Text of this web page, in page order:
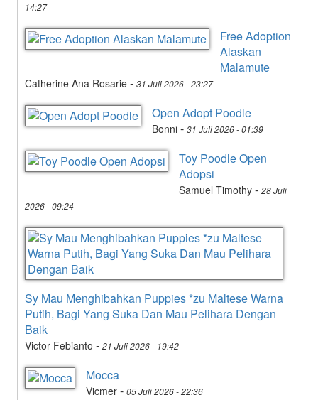
14:27
Free Adoption
Alaskan
Malamute
Catherine Ana Rosarie - 31 Juli 2026 - 23:27
Open Adopt Poodle
Bonni - 31 Juli 2026 - 01:39
Toy Poodle Open
Adopsi
Samuel Timothy - 28 Juli
2026 - 09:24
Sy Mau Menghibahkan Puppies *zu Maltese Warna
Putih, Bagi Yang Suka Dan Mau Pelihara Dengan
Baik
Victor Febianto - 21 Juli 2026 - 19:42
Mocca
Vicmer - 05 Juli 2026 - 22:36